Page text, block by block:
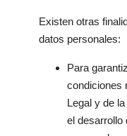
Existen otras
datos personales:
Para
condiciones
Legal y de
el desarrollo